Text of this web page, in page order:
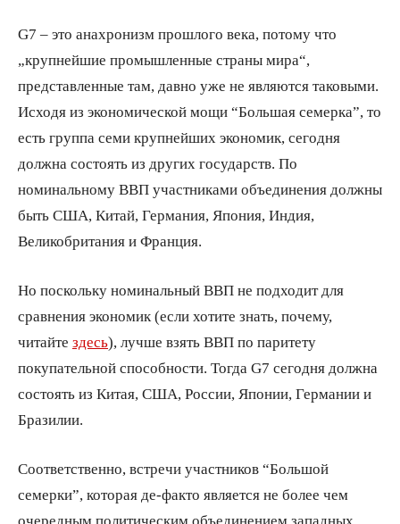
G7 – это анахронизм прошлого века, потому что
„крупнейшие промышленные страны мира“,
представленные там, давно уже не являются таковыми.
Исходя из экономической мощи “Большая семерка”, то
есть группа семи крупнейших экономик, сегодня
должна состоять из других государств. По
номинальному ВВП участниками объединения должны
быть США, Китай, Германия, Япония, Индия,
Великобритания и Франция.
Но поскольку номинальный ВВП не подходит для
сравнения экономик (если хотите знать, почему,
читайте здесь), лучше взять ВВП по паритету
покупательной способности. Тогда G7 сегодня должна
состоять из Китая, США, России, Японии, Германии и
Бразилии.
Соответственно, встречи участников “Большой
семерки”, которая де-факто является не более чем
очередным политическим объединением западных